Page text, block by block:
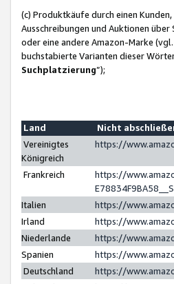
(c) Produktkäufe durch einen
Ausschreibungen und Auktionen
oder eine andere Amazon-Marke
buchstabierte Varianten dieser
Suchplatzierung”);
Land
Nicht
Vereinigtes
Königreich
https://
Frankreich
https://
Italien
https://
Irland
https://
Niederlande
https://
Spanien
https://
Deutschland
https://